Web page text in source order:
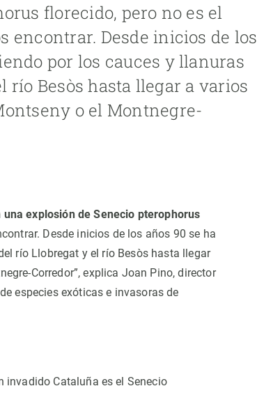
florecido, pero no es el
encontrar. Desde inicios de los
por los cauces y llanuras
Besòs hasta llegar a varios
o el Montnegre-
explosión de Senecio pterophorus
Desde inicios de los años 90 se ha
río Llobregat y el río Besòs hasta llegar
Corredor”, explica Joan Pino, director
especies exóticas e invasoras de
invadido Cataluña es el Senecio